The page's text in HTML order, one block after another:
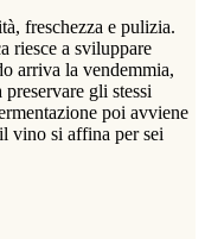
freschezza e pulizia.
riesce a sviluppare
arriva la vendemmia,
gli stessi
poi avviene
vino si affina per sei